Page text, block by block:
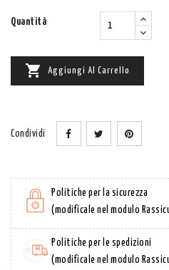
Quantità
 Aggiungi Al Carrello
Condividi
Politiche per la sicurezza
(modificale nel modulo
Politiche per le spedizioni
(modificale nel modulo